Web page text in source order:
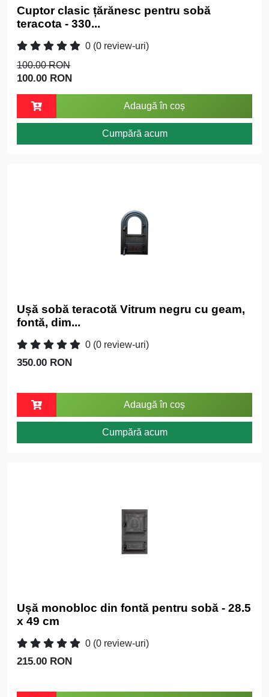
Cuptor clasic țărănesc pentru sobă
teracota - 330...
0 (0 review-uri)
100.00 RON
100.00 RON
Adaugă în coș
Cumpără acum
Ușă sobă teracotă Vitrum negru cu geam,
fontă, dim...
0 (0 review-uri)
350.00 RON
Adaugă în coș
Cumpără acum
Ușă monobloc din fontă pentru sobă - 28.5
x 49 cm
0 (0 review-uri)
215.00 RON